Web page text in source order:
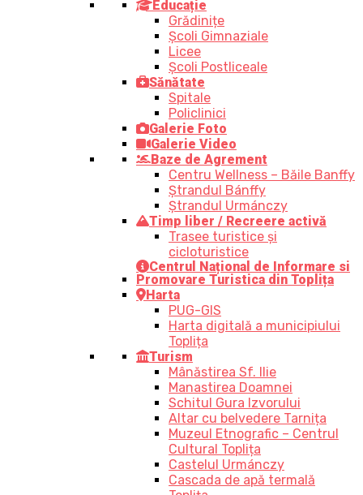
Educație
Grădinițe
Școli Gimnaziale
Licee
Școli Postliceale
Sănătate
Spitale
Policlinici
Galerie Foto
Galerie Video
Baze de Agrement
Centru Wellness – Băile Banffy
Ștrandul Bánffy
Ștrandul Urmánczy
Timp liber / Recreere activă
Trasee turistice şi
cicloturistice
Centrul Național de Informare si
Promovare Turistica din Toplița
Harta
PUG-GIS
Harta digitală a municipiului
Toplița
Turism
Mânăstirea Sf. Ilie
Manastirea Doamnei
Schitul Gura Izvorului
Altar cu belvedere Tarnița
Muzeul Etnografic – Centrul
Cultural Toplița
Castelul Urmánczy
Cascada de apă termală